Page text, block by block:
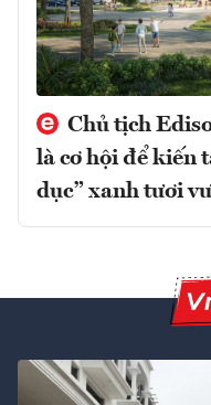
Chủ tịch
là cơ hội để kiến
dục” xanh tươi